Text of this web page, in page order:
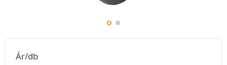
Ár/db